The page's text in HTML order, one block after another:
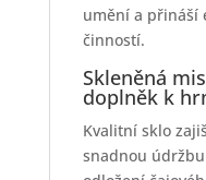
umění a přináší
činností.
Skleněná
doplněk k
Kvalitní sklo
snadnou